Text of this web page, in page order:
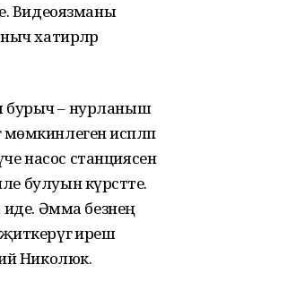
Видеоязманы
хатирәләр
бурыч – нурланыш
исәпләп
насос станциясен
булуын күрсәтте.
Әмма безнең
ирешә
Николюк.